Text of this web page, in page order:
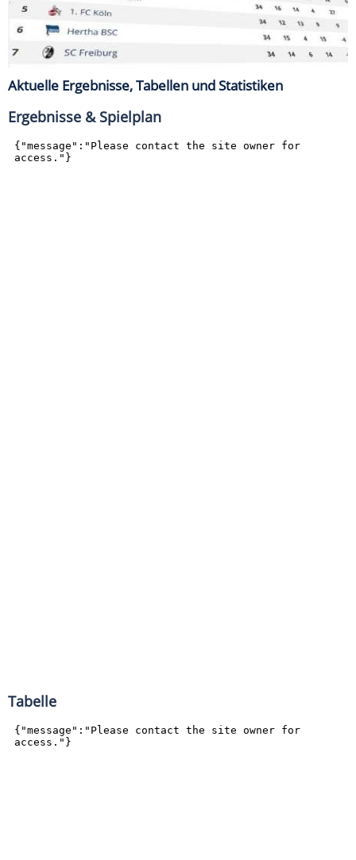
Aktuelle Ergebnisse, Tabellen und Statistiken
Ergebnisse & Spielplan
Tabelle